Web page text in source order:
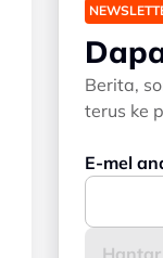
Berita,
terus ke
E-mel